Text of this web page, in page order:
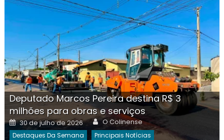
Deputado Marcos Pereira destina R$ 3
milhões para obras e serviços
Posted
on
30 de julho de 2026 Author
O Colinense
Destaques Da Semana Principais Notícias